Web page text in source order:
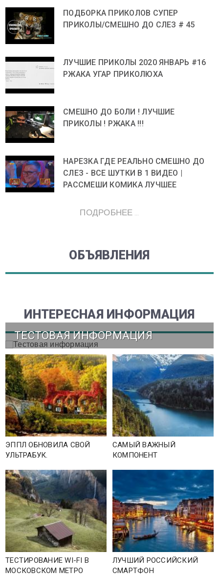
ПОДБОРКА ПРИКОЛОВ СУПЕР
ПРИКОЛЫ/СМЕШНО ДО СЛЕЗ # 45
ЛУЧШИЕ ПРИКОЛЫ 2020 ЯНВАРЬ #16
РЖАКА УГАР ПРИКОЛЮХА
СМЕШНО ДО БОЛИ ! ЛУЧШИЕ
ПРИКОЛЫ ! РЖАКА !!!
НАРЕЗКА ГДЕ РЕАЛЬНО СМЕШНО ДО
СЛЕЗ - ВСЕ ШУТКИ В 1 ВИДЕО |
РАССМЕШИ КОМИКА ЛУЧШЕЕ
ПОДРОБНЕЕ ...
ОБЪЯВЛЕНИЯ
ИНТЕРЕСНАЯ ИНФОРМАЦИЯ
ТЕСТОВАЯ ИНФОРМАЦИЯ
ЭППЛ ОБНОВИЛА СВОЙ
УЛЬТРАБУК.
САМЫЙ ВАЖНЫЙ
КОМПОНЕНТ
ТЕСТИРОВАНИЕ WI-FI В
МОСКОВСКОМ МЕТРО
ЛУЧШИЙ РОССИЙСКИЙ
СМАРТФОН